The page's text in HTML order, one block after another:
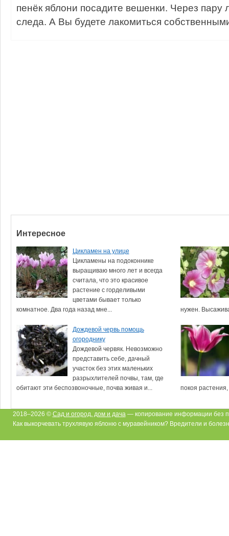
пенёк яблони посадите вешенки. Через пару
следа. А Вы будете лакомиться
Интересное
Цикламен на улице
Цикламены на подоконнике
выращиваю много лет и всегда
считала, что это красивое
растение с горделивыми
цветами бывает только
комнатное. Два года назад мне...
нужен.
Дождевой червь помощь
огороднику
Дождевой червяк. Невозможно
представить себе, дачный
участок без этих маленьких
разрыхлителей почвы, там, где
обитают эти беспозвоночные, почва живая и...
покоя
2018–2026 © Сад и огород, дом и дача — копирование информации без
Как выкорчевать трухлявую яблоню с муравейником? Вредители и